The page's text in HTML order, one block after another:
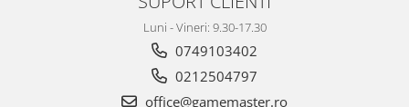
Luni - Vineri: 9.30-17.30
0749103402
0212504797
office@gamemaster.ro